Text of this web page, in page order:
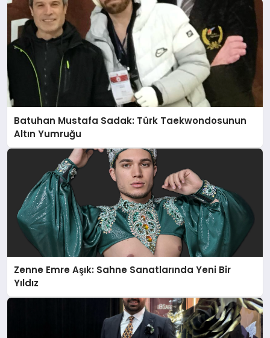
Batuhan Mustafa Sadak: Türk Taekwondosunun
Altın Yumruğu
Zenne Emre Aşık: Sahne Sanatlarında Yeni Bir
Yıldız